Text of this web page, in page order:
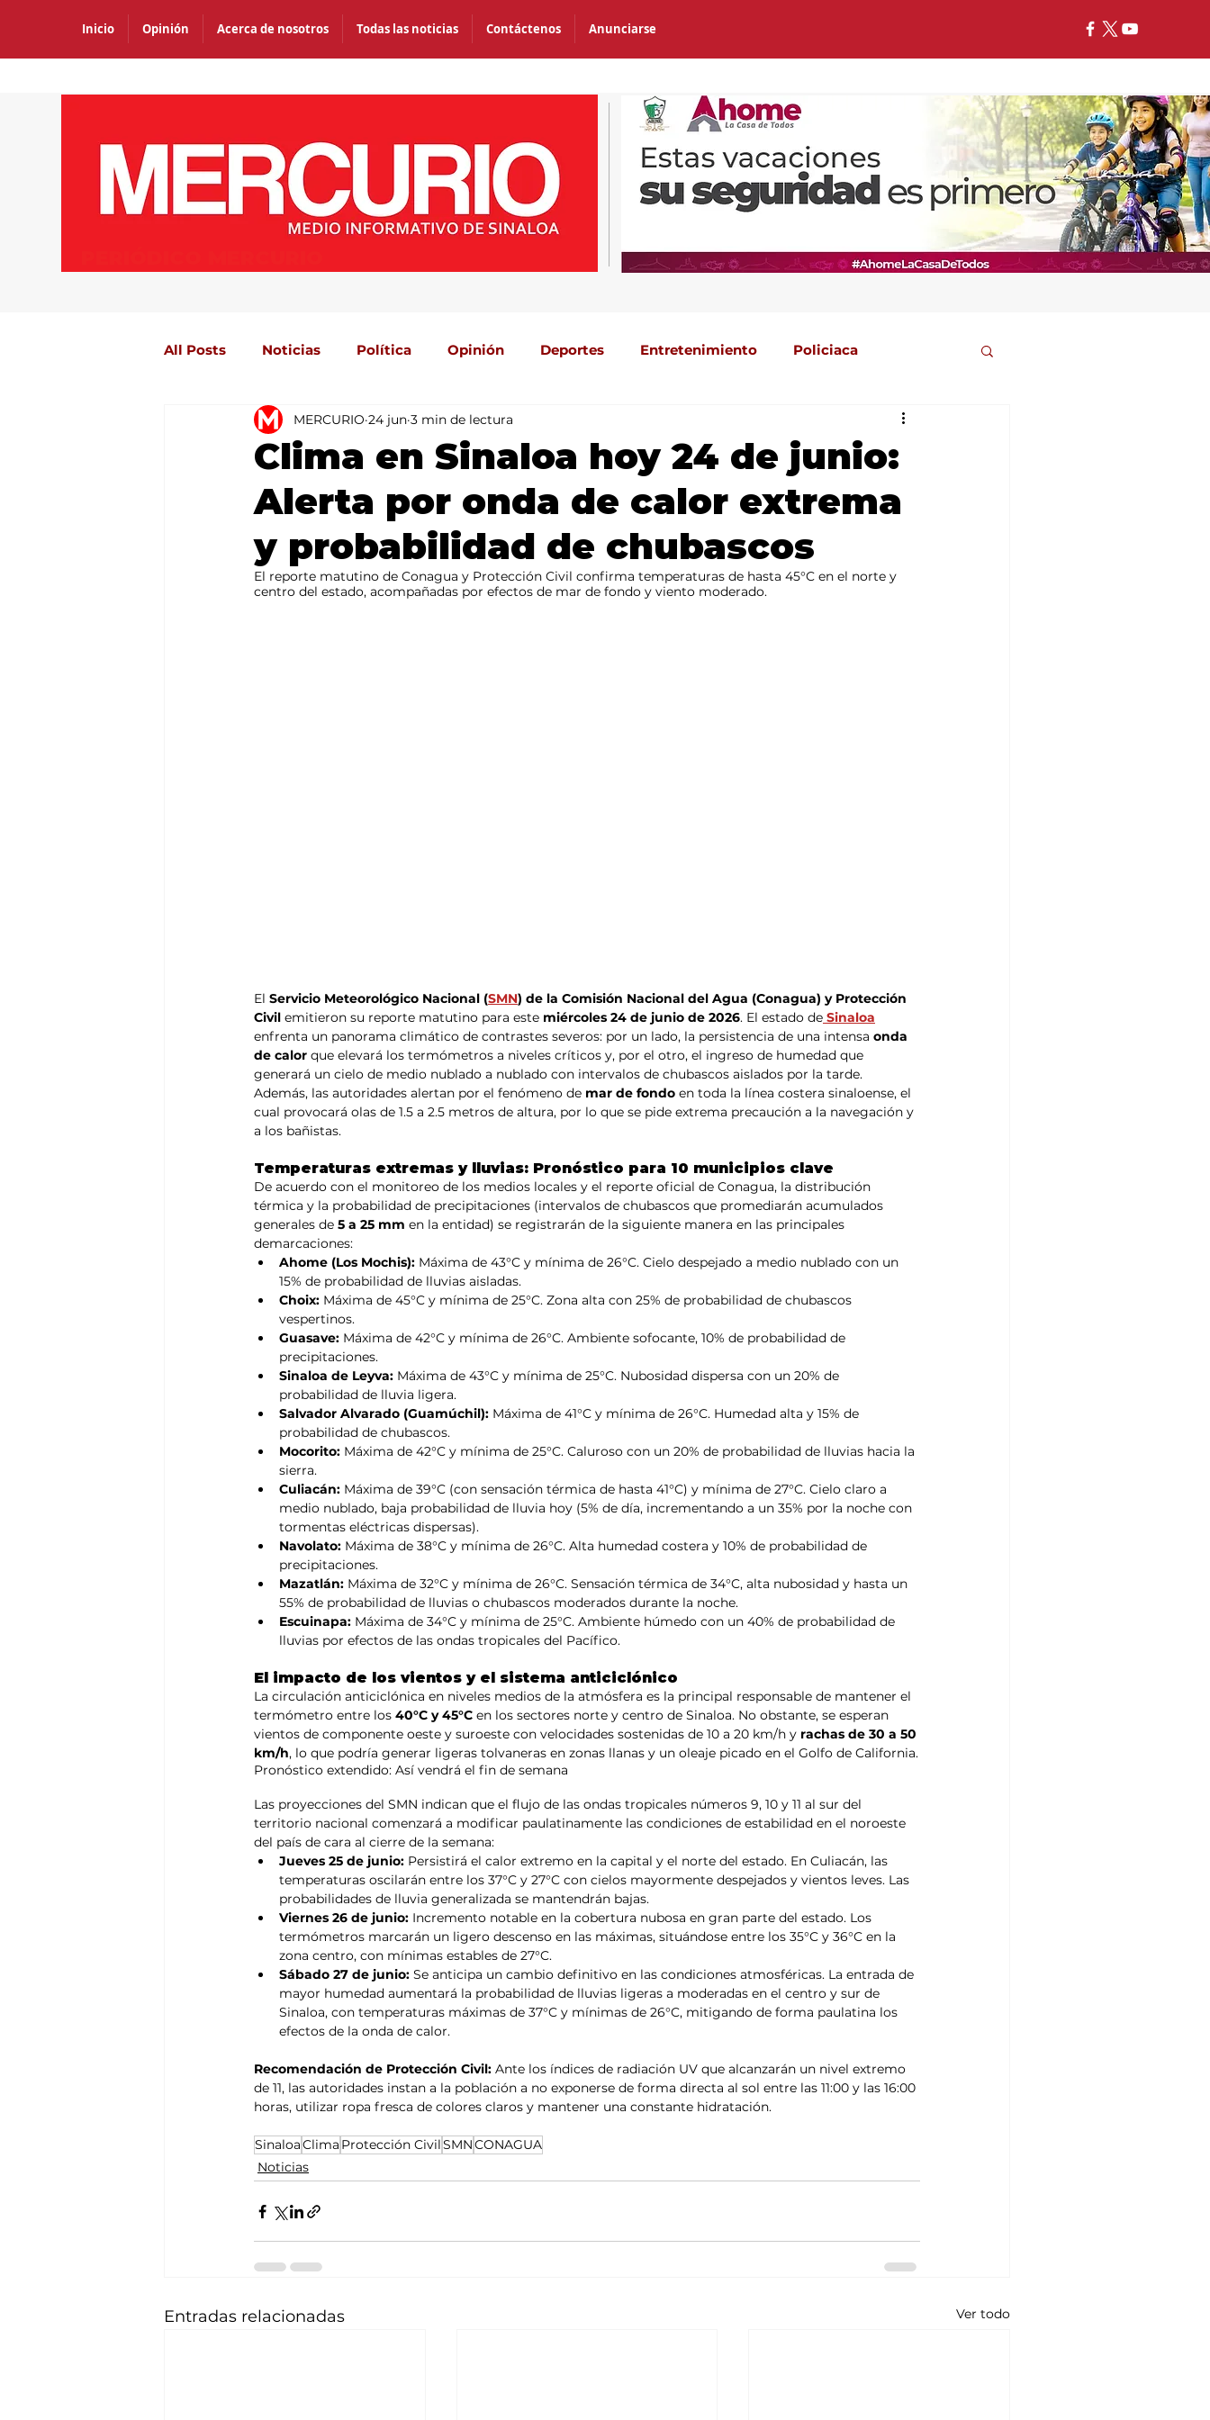
Inicio Opinión Acerca de nosotros Todas las noticias Contáctenos Anunciarse
All Posts Noticias Política Opinión Deportes Entretenimiento Policiaca
Agricultura México Mundo Portada 2
Clima en Sinaloa hoy 24 de junio:
Alerta por onda de calor extrema
y probabilidad de chubascos
MERCURIO 24 jun 3 min de lectura
El reporte matutino de Conagua y Protección Civil confirma temperaturas de hasta 45°C en el norte y
centro del estado, acompañadas por efectos de mar de fondo y viento moderado.
El Servicio Meteorológico Nacional (SMN) de la Comisión Nacional del Agua (Conagua) y Protección
Civil emitieron su reporte matutino para este miércoles 24 de junio de 2026. El estado de Sinaloa
enfrenta un panorama climático de contrastes severos: por un lado, la persistencia de una intensa onda
de calor que elevará los termómetros a niveles críticos y, por el otro, el ingreso de humedad que
generará un cielo de medio nublado a nublado con intervalos de chubascos aislados por la tarde.
Además, las autoridades alertan por el fenómeno de mar de fondo en toda la línea costera sinaloense, el
cual provocará olas de 1.5 a 2.5 metros de altura, por lo que se pide extrema precaución a la navegación y
a los bañistas.
Temperaturas extremas y lluvias: Pronóstico para 10 municipios clave
De acuerdo con el monitoreo de los medios locales y el reporte oficial de Conagua, la distribución
térmica y la probabilidad de precipitaciones (intervalos de chubascos que promediarán acumulados
generales de 5 a 25 mm en la entidad) se registrarán de la siguiente manera en las principales
demarcaciones:
Ahome (Los Mochis): Máxima de 43°C y mínima de 26°C. Cielo despejado a medio nublado con un
15% de probabilidad de lluvias aisladas.
Choix: Máxima de 45°C y mínima de 25°C. Zona alta con 25% de probabilidad de chubascos
vespertinos.
Guasave: Máxima de 42°C y mínima de 26°C. Ambiente sofocante, 10% de probabilidad de
precipitaciones.
Sinaloa de Leyva: Máxima de 43°C y mínima de 25°C. Nubosidad dispersa con un 20% de
probabilidad de lluvia ligera.
Salvador Alvarado (Guamúchil): Máxima de 41°C y mínima de 26°C. Humedad alta y 15% de
probabilidad de chubascos.
Mocorito: Máxima de 42°C y mínima de 25°C. Caluroso con un 20% de probabilidad de lluvias hacia la
sierra.
Culiacán: Máxima de 39°C (con sensación térmica de hasta 41°C) y mínima de 27°C. Cielo claro a
medio nublado, baja probabilidad de lluvia hoy (5% de día, incrementando a un 35% por la noche con
tormentas eléctricas dispersas).
Navolato: Máxima de 38°C y mínima de 26°C. Alta humedad costera y 10% de probabilidad de
precipitaciones.
Mazatlán: Máxima de 32°C y mínima de 26°C. Sensación térmica de 34°C, alta nubosidad y hasta un
55% de probabilidad de lluvias o chubascos moderados durante la noche.
Escuinapa: Máxima de 34°C y mínima de 25°C. Ambiente húmedo con un 40% de probabilidad de
lluvias por efectos de las ondas tropicales del Pacífico.
El impacto de los vientos y el sistema anticiclónico
La circulación anticiclónica en niveles medios de la atmósfera es la principal responsable de mantener el
termómetro entre los 40°C y 45°C en los sectores norte y centro de Sinaloa. No obstante, se esperan
vientos de componente oeste y suroeste con velocidades sostenidas de 10 a 20 km/h y rachas de 30 a 50
km/h, lo que podría generar ligeras tolvaneras en zonas llanas y un oleaje picado en el Golfo de California.
Pronóstico extendido: Así vendrá el fin de semana
Las proyecciones del SMN indican que el flujo de las ondas tropicales números 9, 10 y 11 al sur del
territorio nacional comenzará a modificar paulatinamente las condiciones de estabilidad en el noroeste
del país de cara al cierre de la semana:
Jueves 25 de junio: Persistirá el calor extremo en la capital y el norte del estado. En Culiacán, las
temperaturas oscilarán entre los 37°C y 27°C con cielos mayormente despejados y vientos leves. Las
probabilidades de lluvia generalizada se mantendrán bajas.
Viernes 26 de junio: Incremento notable en la cobertura nubosa en gran parte del estado. Los
termómetros marcarán un ligero descenso en las máximas, situándose entre los 35°C y 36°C en la
zona centro, con mínimas estables de 27°C.
Sábado 27 de junio: Se anticipa un cambio definitivo en las condiciones atmosféricas. La entrada de
mayor humedad aumentará la probabilidad de lluvias ligeras a moderadas en el centro y sur de
Sinaloa, con temperaturas máximas de 37°C y mínimas de 26°C, mitigando de forma paulatina los
efectos de la onda de calor.
Recomendación de Protección Civil: Ante los índices de radiación UV que alcanzarán un nivel extremo
de 11, las autoridades instan a la población a no exponerse de forma directa al sol entre las 11:00 y las 16:00
horas, utilizar ropa fresca de colores claros y mantener una constante hidratación.
SinaloaClima Protección CivilSMNCONAGUA
Noticias
Entradas relacionadas Ver todo